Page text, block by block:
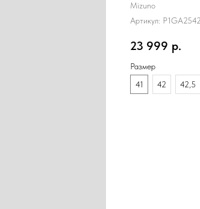
Mizuno
Артикул:
23 999 р.
Размер
41
42 42,5